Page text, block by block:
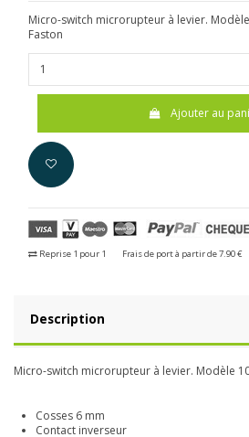
Micro-switch microrupteur à levier.
Faston
Ajouter au
Reprise 1 pour 1 Frais de port à partir de 7.90 €
Description
Micro-switch microrupteur à levier. Modèle
Cosses 6 mm
Contact inverseur